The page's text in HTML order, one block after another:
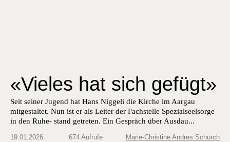
«Vieles hat sich gefügt»
Seit seiner Jugend hat Hans Niggeli die Kirche im Aargau
mitgestaltet. Nun ist er als Leiter der Fachstelle Spezialseelsorge
in den Ruhe- stand getreten. Ein Gespräch über Ausdau...
19.01.2026 674 Aufrufe Marie-Christine Andres Schürch